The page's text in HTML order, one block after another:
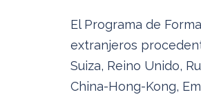
El Programa de
extranjeros
Suiza, Reino Unido,
China-Hong-Kong,